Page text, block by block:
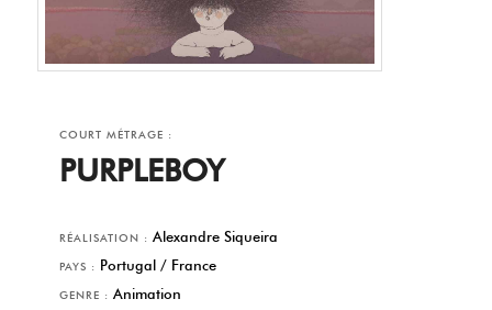
COURT MÉTRAGE :
PURPLEBOY
RÉALISATION : Alexandre Siqueira
PAYS : Portugal / France
GENRE : Animation